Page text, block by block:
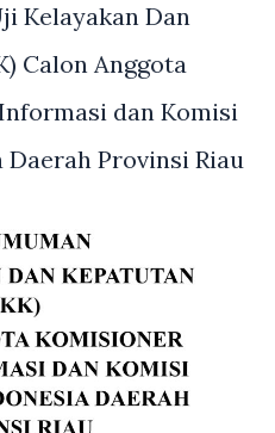
Kelayakan Dan
Calon Anggota
dan Komisi
Provinsi Riau